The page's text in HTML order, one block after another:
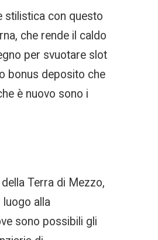
stilistica con questo
che rende il caldo
per svuotare slot
bonus deposito che
è nuovo sono i
Terra di Mezzo,
alla
sono possibili gli